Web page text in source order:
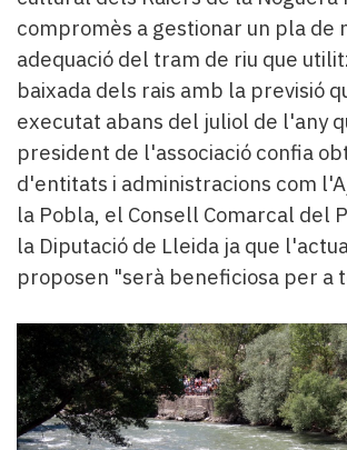
compromès a gestionar un pla de
adequació del tram de riu que
baixada dels rais amb la previsió
executat abans del juliol de l'any
president de l'associació confia
d'entitats i administracions com
la Pobla, el Consell Comarcal del
la Diputació de Lleida ja que
proposen "serà beneficiosa per a